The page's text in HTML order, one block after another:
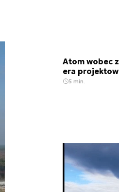
Atom wobec
era
5 min.